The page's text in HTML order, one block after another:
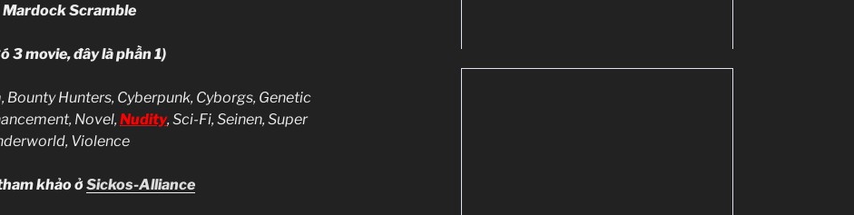
Mardock Scramble
3 movie, đây là phần 1)
Hunters, Cyberpunk, Cyborgs, Genetic
Novel,Nudity, Sci-Fi, Seinen, Super
Violence
khảo ởSickos-Alliance